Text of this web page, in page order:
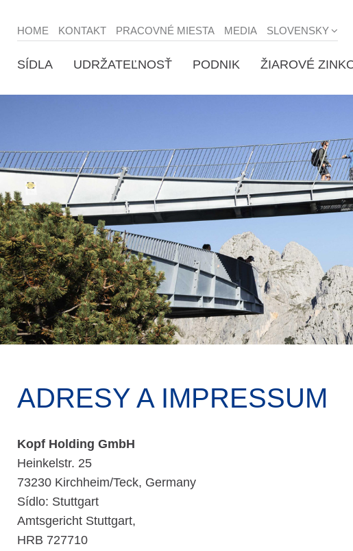
HOME KONTAKT PRACOVNÉ MIESTA MEDIA SLOVENSKY
SÍDLA UDRŽATEĽNOSŤ PODNIK ŽIAROVÉ
ADRESY A IMPRESSUM
Kopf Holding GmbH
Heinkelstr. 25
73230 Kirchheim/Teck, Germany
Sídlo: Stuttgart
Amtsgericht Stuttgart,
HRB 727710